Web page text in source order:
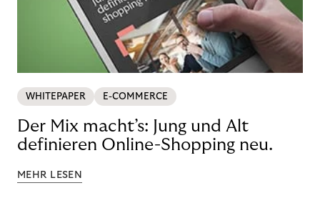
WHITEPAPER E-COMMERCE
Der Mix macht’s: Jung und Alt
definieren Online-Shopping neu.
MEHR LESEN